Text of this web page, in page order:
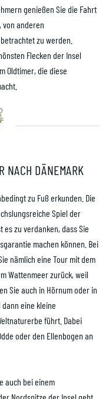
genießen Sie die Fahrt
von anderen
zu werden.
Flecken der Insel
Oldtimer, die diese
NACH DÄNEMARK
zu Fuß erkunden. Die
Spiel der
zu verdanken, dass Sie
machen können. Bei
nämlich eine Tour mit dem
Wattenmeer zurück, weil
Sie auch in Hörnum oder in
eine kleine
führt. Dabei
oder den Ellenbogen an
auch bei einem